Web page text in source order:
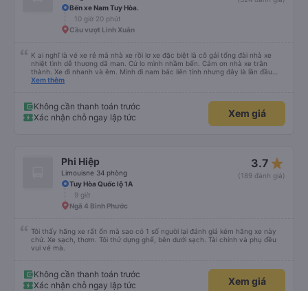
Bến xe Nam Tuy Hòa.
10 giờ 20 phút
Cầu vượt Linh Xuân
K ai nghĩ là vé xe rẻ mà nhà xe rồi lơ xe đặc biệt là cô gái tổng đài nhà xe
nhiệt tình dễ thương dã man. Cứ lo mình nhầm bến. Cảm ơn nhà xe trân
thành. Xe đi nhanh và êm. Mình đi nam bắc liên tỉnh nhưng đây là lần đầu
ngủ trên xe quên cả điếu. Kính mong nhà xe hỗ trợ giúp mình lấy lại kỉ bật
Xem thêm
Không cần thanh toán trước
Xác nhận chỗ ngay lập tức
Xem giá
Phi Hiệp
Limouisne 34 phòng
3.7 star_rate
(189 đánh giá)
Tuy Hòa Quốc lộ 1A
9 giờ
Ngã 4 Bình Phước
Tôi thấy hãng xe rất ổn mà sao có 1 số người lại đánh giá kém hãng xe này
chứ. Xe sạch, thơm. Tôi thử dựng ghế, bên dưới sạch. Tài chính và phụ đều
vui vẻ mà.
Không cần thanh toán trước
Xác nhận chỗ ngay lập tức
Xem giá